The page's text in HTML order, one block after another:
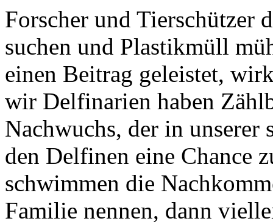
Forscher und Tierschützer
suchen und Plastikmüll
einen Beitrag geleistet,
wir Delfinarien haben
Nachwuchs, der in unserer
den Delfinen eine Chance
schwimmen die
Familie nennen, dann